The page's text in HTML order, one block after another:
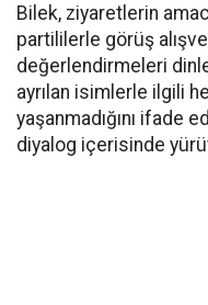
Bilek, ziyaretlerin
partililerle görüş
değerlendirmeleri
ayrılan isimlerle ilgili
yaşanmadığını ifade
diyalog içerisinde